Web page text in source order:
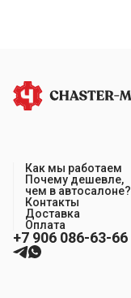
Как мы работаем
Почему дешевле,
чем в автосалоне?
Контакты
Доставка
Оплата
+7 906 086-63-66